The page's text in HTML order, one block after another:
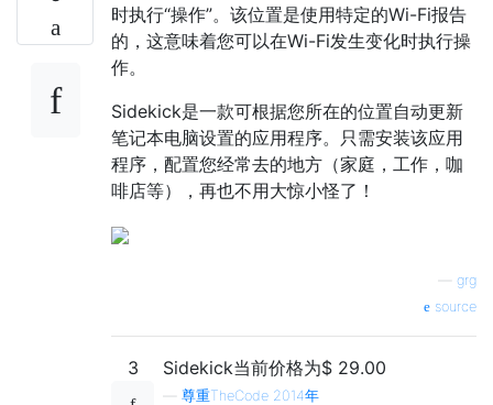
时执行“操作”。该位置是使用特定的Wi-Fi报告
的，这意味着您可以在Wi-Fi发生变化时执行操
作。
Sidekick是一款可根据您所在的位置自动更新
笔记本电脑设置的应用程序。只需安装该应用
程序，配置您经常去的地方（家庭，工作，咖
啡店等），再也不用大惊小怪了！
grg
source
3 Sidekick当前价格为$ 29.00
尊重TheCode 2014年